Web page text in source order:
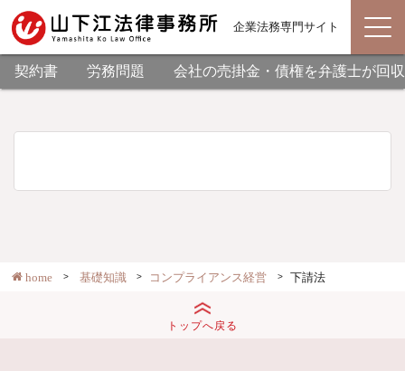
企業法務専門サイト
契約書 労務問題 会社の売掛金・債権を弁護士が回収
home 基礎知識 コンプライアンス経営 下請法
トップへ戻る